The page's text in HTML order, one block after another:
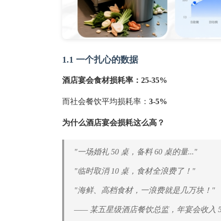
1.1 一个扎心的数据
酒店宴会食材损耗率：25-35%
而社会餐饮平均损耗率： 3-5%
为什么酒店宴会损耗这么高？
"一场婚礼 50 桌，备料 60 桌的量..."
"临时取消 10 桌，食材全浪费了！"
"海鲜、高档食材，一浪费就是几万块！"
—— 某五星级酒店餐饮总监，年宴会收入